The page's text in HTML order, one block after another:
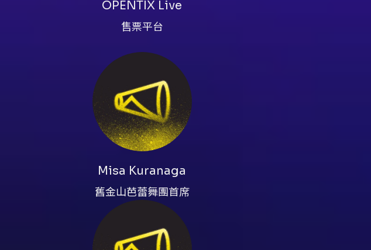
行同步錄影，入場請注意主辦方公告並遵守場內錄影相關
演出舞碼；相關變動及退票機制將於本節目頁面公告。 其
點或網路購票並依優惠規則辦理。 - 取票、退票、折抵文
OPENTIX Live
售票平台
Misa Kuranaga
舊金山芭蕾舞團首席